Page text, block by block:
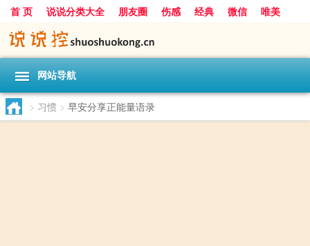
首 页 说说分类大全 朋友圈 伤感 经典 微信
唯美
励志
爱情 搞笑
网站导航
> 习惯 > 早安分享正能量语录